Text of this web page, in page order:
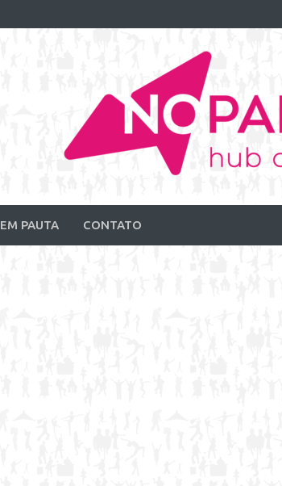
EM PAUTA CONTATO